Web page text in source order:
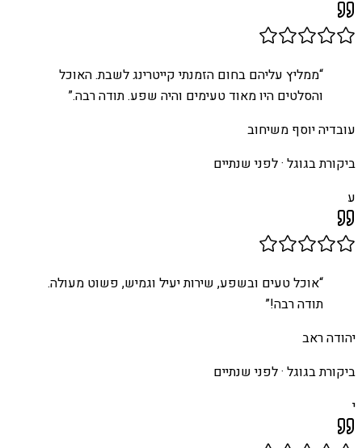
“ממליץ עליהם בחום הזמנתי קייטרינג לשבת. האוכל
והסלטים היו מאוד טעימים והיה שפע. תודה רבה.”
עובדיה יוסף משיחוב
ביקורת בגוגל ·לפני שנתיים
ע
“אוכל טעים ובשפע, שירות יעיל וגמיש, פשוט מעולה.
תודה רבה!”
יהודה ראב
ביקורת בגוגל ·לפני שנתיים
י